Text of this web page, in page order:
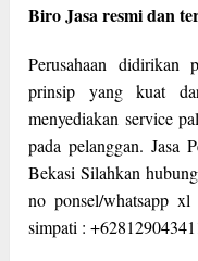
Biro Jasa resmi dan
Perusahaan
prinsip yang kuat
menyediakan service
pada pelanggan. Jasa
Bekasi Silahkan
no ponsel/whatsapp xl
simpati :